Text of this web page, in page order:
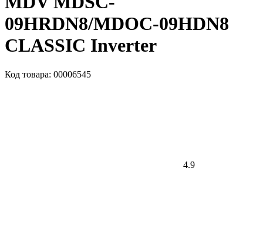
09HRDN8/MDOC-09HDN8
CLASSIC Inverter
Код товара: 00006545
4.9